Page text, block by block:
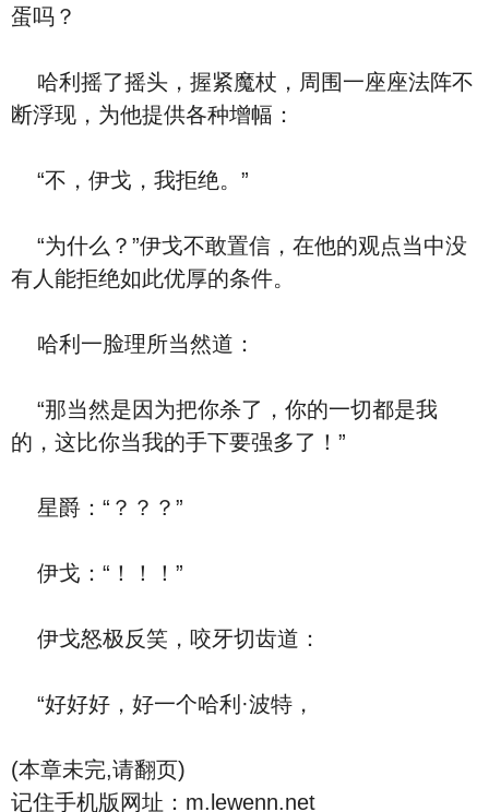
蛋吗？
哈利摇了摇头，握紧魔杖，周围一座座法阵不
断浮现，为他提供各种增幅：
“不，伊戈，我拒绝。”
“为什么？”伊戈不敢置信，在他的观点当中没
有人能拒绝如此优厚的条件。
哈利一脸理所当然道：
“那当然是因为把你杀了，你的一切都是我
的，这比你当我的手下要强多了！”
星爵：“？？？”
伊戈：“！！！”
伊戈怒极反笑，咬牙切齿道：
“好好好，好一个哈利·波特，
(本章未完,请翻页)
记住手机版网址：m.lewenn.net